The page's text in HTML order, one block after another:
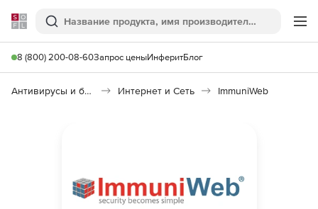
Softline
Поиск
8 (800) 200-08-60Запрос ценыИнферитБлог
Антивирусы и безопасность Интернет и Сеть ImmuniWeb